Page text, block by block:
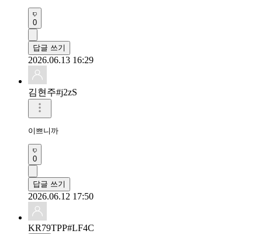
0
답글 쓰기
2026.06.13 16:29
김현주#j2zS
이쁘니까
0
답글 쓰기
2026.06.12 17:50
KR79TPP#LF4C